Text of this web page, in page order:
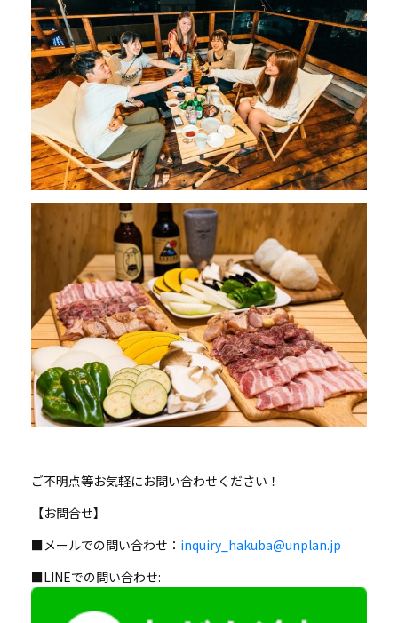
ご不明点等お気軽にお問い合わせください！
【お問合せ】
■メールでの問い合わせ： inquiry_hakuba@unplan.jp
■LINEでの問い合わせ: